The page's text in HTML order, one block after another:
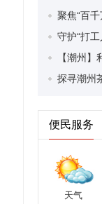
便民服务
天气